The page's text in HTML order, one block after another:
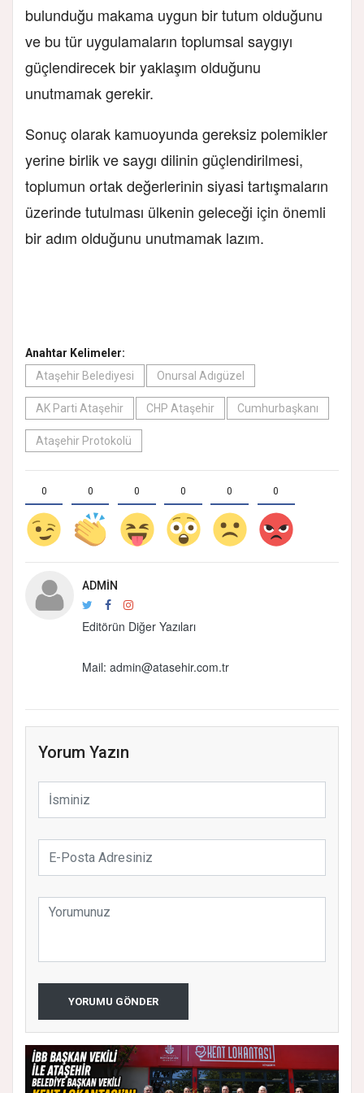
bulunduğu makama uygun bir tutum olduğunu
ve bu tür uygulamaların toplumsal saygıyı
güçlendirecek bir yaklaşım olduğunu
unutmamak gerekir.
Sonuç olarak kamuoyunda gereksiz polemikler
yerine birlik ve saygı dilinin güçlendirilmesi,
toplumun ortak değerlerinin siyasi tartışmaların
üzerinde tutulması ülkenin geleceği için önemli
bir adım olduğunu unutmamak lazım.
Anahtar Kelimeler:
Ataşehir Belediyesi
Onursal Adıgüzel
AK Parti Ataşehir CHP Ataşehir Cumhurbaşkanı
Ataşehir Protokolü
0 0 0 0 0 0
ADMIN
Editörün Diğer Yazıları
Mail: admin@atasehir.com.tr
Yorum Yazın
YORUMU GÖNDER